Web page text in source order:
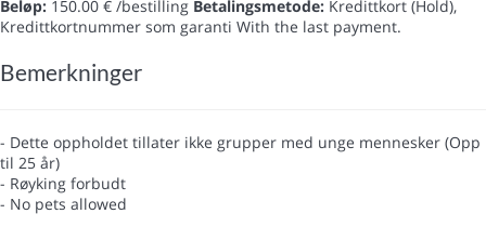
Beløp: 150.00 € /bestilling Betalingsmetode: Kredittkort (Hold),
Kredittkortnummer som garanti With the last payment.
Bemerkninger
- Dette oppholdet tillater ikke grupper med unge mennesker (Opp
til 25 år)
- Røyking forbudt
- No pets allowed